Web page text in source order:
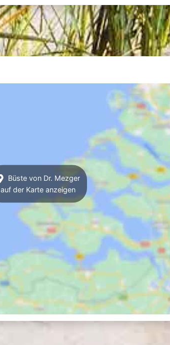
Büste von Dr. Mezger
auf der Karte anzeigen